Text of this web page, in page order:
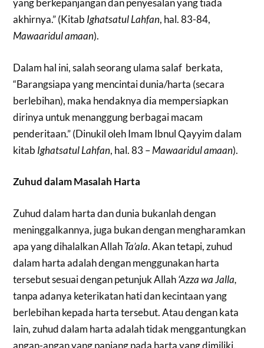
yang berkepanjangan dan penyesalan yang tiada
akhirnya.” (Kitab Ighatsatul Lahfan, hal. 83-84,
Mawaaridul amaan).
Dalam hal ini, salah seorang ulama salaf berkata,
“Barangsiapa yang mencintai dunia/harta (secara
berlebihan), maka hendaknya dia mempersiapkan
dirinya untuk menanggung berbagai macam
penderitaan.” (Dinukil oleh Imam Ibnul Qayyim dalam
kitab Ighatsatul Lahfan, hal. 83 –Mawaaridul amaan).
Zuhud dalam Masalah Harta
Zuhud dalam harta dan dunia bukanlah dengan
meninggalkannya, juga bukan dengan mengharamkan
apa yang dihalalkan AllahTa’ala. Akan tetapi, zuhud
dalam harta adalah dengan menggunakan harta
tersebut sesuai dengan petunjuk Allah‘Azza wa Jalla,
tanpa adanya keterikatan hati dan kecintaan yang
berlebihan kepada harta tersebut. Atau dengan kata
lain, zuhud dalam harta adalah tidak menggantungkan
angan-angan yang panjang pada harta yang dimiliki,